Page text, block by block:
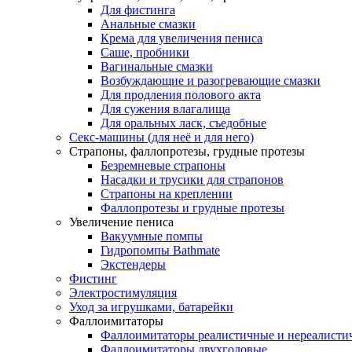
Для фистинга
Анальные смазки
Крема для увеличения пениса
Саше, пробники
Вагинальные смазки
Возбуждающие и разогревающие смазки
Для продления полового акта
Для сужения влагалища
Для оральных ласк, съедобные
Секс-машины (для неё и для него)
Страпоны, фаллопротезы, грудные протезы
Безремневые страпоны
Насадки и трусики для страпонов
Страпоны на креплении
Фаллопротезы и грудные протезы
Увеличение пениса
Вакуумные помпы
Гидропомпы Bathmate
Экстендеры
Фистинг
Электростимуляция
Уход за игрушками, батарейки
Фаллоимитаторы
Фаллоимитаторы реалистичные и
Фаллоимитаторы двухголовые